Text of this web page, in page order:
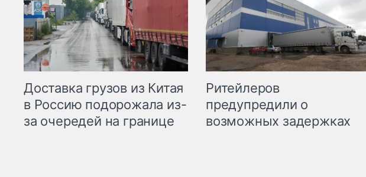
Доставка грузов из Китая
в Россию подорожала из-
за очередей на границе
Ритейлеров
предупредили о
возможных задержках